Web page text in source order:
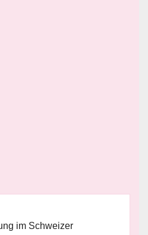
im Schweizer